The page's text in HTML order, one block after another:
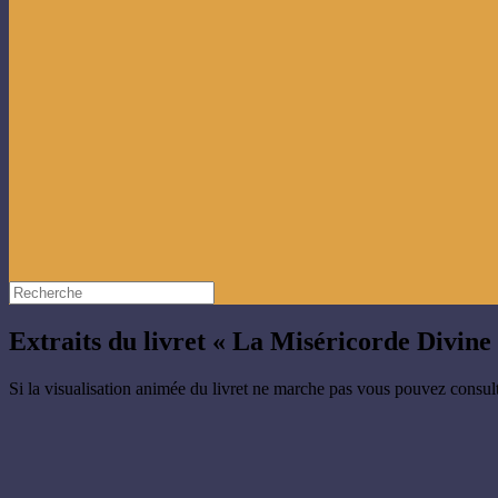
Extraits du livret « La Miséricorde Divine
Si la visualisation animée du livret ne marche pas vous pouvez